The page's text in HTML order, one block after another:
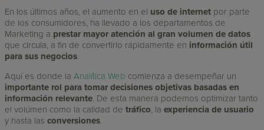
En los últimos años, el aumento en el uso de internet por parte
de los consumidores, ha llevado a los departamentos de
Marketing a prestar mayor atención al gran volumen de datos
que circula, a fin de convertirlo rápidamente en información útil
para sus negocios.
Aquí es donde laAnalítica Web comienza a desempeñar un
importante rol para tomar decisiones objetivas basadas en
información relevante. De esta manera podemos optimizar tanto
el volúmen como la calidad de tráfico, laexperiencia de usuario
y hasta lasconversiones.